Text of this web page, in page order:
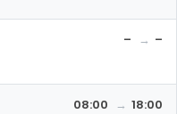
– –
08:00 18:00